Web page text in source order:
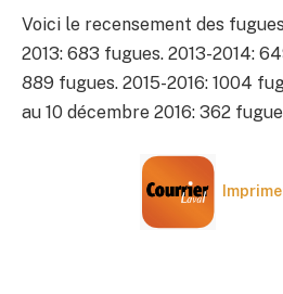
Voici le recensement des
2013: 683 fugues. 2013-2014:
889 fugues. 2015-2016: 1004
au 10 décembre 2016: 362